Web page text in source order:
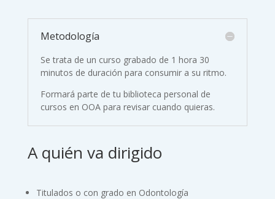
Metodología
Se trata de un curso grabado de 1 hora 30
minutos de duración para consumir a su ritmo.
Formará parte de tu biblioteca personal de
cursos en OOA para revisar cuando quieras.
A quién va dirigido
Titulados o con grado en Odontología